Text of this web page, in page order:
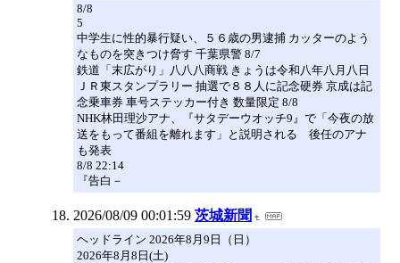
8/8
5
中学生に性的暴行疑い、５６歳の男逮捕 カッターのよう
なものを突きつけ脅す 千葉県警 8/7
鉄道「末広がり」八八八商戦 きょうは令和八年八月八日
ＪＲ東スタンプラリー 抽選で８８人に記念硬券 京成は記
念乗車券 車号ステッカー付き 数量限定 8/8
NHK林田理沙アナ、『サタデーウオッチ9』で「今夜の放
送をもって番組を離れます」と説明される 後任のアナ
も発表
8/8 22:14
『告白－
2026/08/09 00:01:59 茨城新聞
ヘッドライン 2026年8月9日（日）
2026年8月8日(土)